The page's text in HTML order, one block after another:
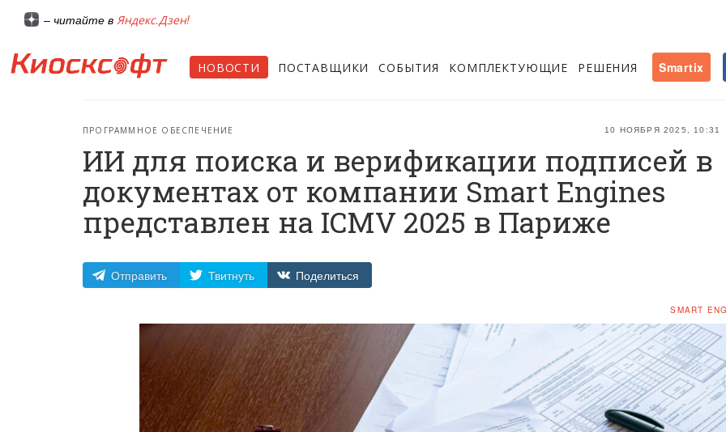
– читайте в Яндекс.Дзен!
НОВОСТИ ПОСТАВЩИКИ СОБЫТИЯ КОМПЛЕКТУЮЩИЕ РЕШЕНИЯ Smartix
10 НОЯБРЯ 2025, 10:31
ПРОГРАММНОЕ ОБЕСПЕЧЕНИЕ
ИИ для поиска и верификации подписей в
документах от компании Smart Engines
представлен на ICMV 2025 в Париже
Отправить Твитнуть Поделиться
SMART